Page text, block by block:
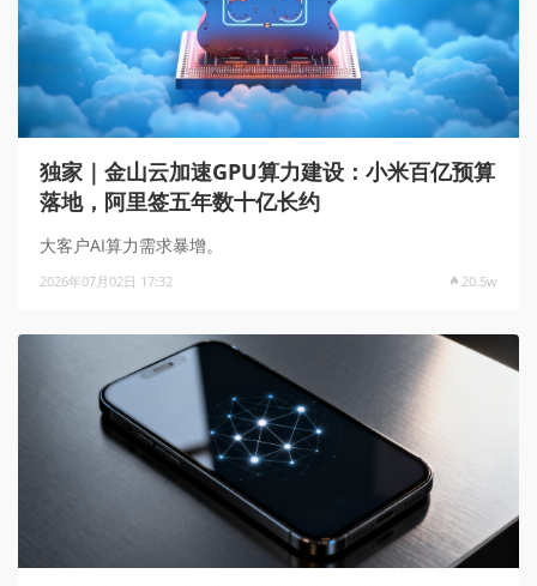
独家｜金山云加速GPU算力建设：小米百亿预算
落地，阿里签五年数十亿长约
大客户AI算力需求暴增。
2026年07月02日 17:32 20.5w